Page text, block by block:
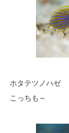
ホタテツノハゼ
こっちも～